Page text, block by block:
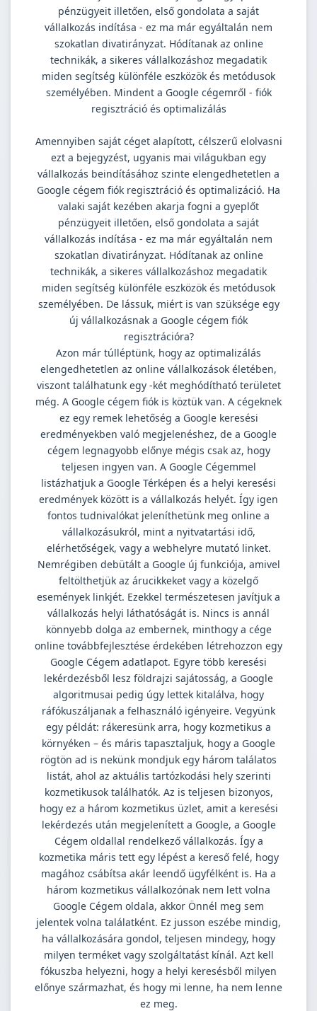
pénzügyeit illetően, első gondolata a saját
vállalkozás indítása - ez ma már egyáltalán nem
szokatlan divatirányzat. Hódítanak az online
technikák, a sikeres vállalkozáshoz megadatik
miden segítség különféle eszközök és metódusok
személyében. Mindent a Google cégemről - fiók
regisztráció és optimalizálás
Amennyiben saját céget alapított, célszerű elolvasni
ezt a bejegyzést, ugyanis mai világukban egy
vállalkozás beindításához szinte elengedhetetlen a
Google cégem fiók regisztráció és optimalizáció. Ha
valaki saját kezében akarja fogni a gyeplőt
pénzügyeit illetően, első gondolata a saját
vállalkozás indítása - ez ma már egyáltalán nem
szokatlan divatirányzat. Hódítanak az online
technikák, a sikeres vállalkozáshoz megadatik
miden segítség különféle eszközök és metódusok
személyében. De lássuk, miért is van szüksége egy
új vállalkozásnak a Google cégem fiók
regisztrációra?
Azon már túlléptünk, hogy az optimalizálás
elengedhetetlen az online vállalkozások életében,
viszont találhatunk egy -két meghódítható területet
még. A Google cégem fiók is köztük van. A cégeknek
ez egy remek lehetőség a Google keresési
eredményekben való megjelenéshez, de a Google
cégem legnagyobb előnye mégis csak az, hogy
teljesen ingyen van. A Google Cégemmel
listázhatjuk a Google Térképen és a helyi keresési
eredmények között is a vállalkozás helyét. Így igen
fontos tudnivalókat jeleníthetünk meg online a
vállalkozásukról, mint a nyitvatartási idő,
elérhetőségek, vagy a webhelyre mutató linket.
Nemrégiben debütált a Google új funkciója, amivel
feltölthetjük az árucikkeket vagy a közelgő
események linkjét. Ezekkel természetesen javítjuk a
vállalkozás helyi láthatóságát is. Nincs is annál
könnyebb dolga az embernek, minthogy a cége
online továbbfejlesztése érdekében létrehozzon egy
Google Cégem adatlapot. Egyre több keresési
lekérdezésből lesz földrajzi sajátosság, a Google
algoritmusai pedig úgy lettek kitalálva, hogy
ráfókuszáljanak a felhasználó igényeire. Vegyünk
egy példát: rákeresünk arra, hogy kozmetikus a
környéken – és máris tapasztaljuk, hogy a Google
rögtön ad is nekünk mondjuk egy három találatos
listát, ahol az aktuális tartózkodási hely szerinti
kozmetikusok találhatók. Az is teljesen bizonyos,
hogy ez a három kozmetikus üzlet, amit a keresési
lekérdezés után megjelenített a Google, a Google
Cégem oldallal rendelkező vállalkozás. Így a
kozmetika máris tett egy lépést a kereső felé, hogy
magához csábítsa akár leendő ügyfélként is. Ha a
három kozmetikus vállalkozónak nem lett volna
Google Cégem oldala, akkor Önnél meg sem
jelentek volna találatként. Ez jusson eszébe mindig,
ha vállalkozására gondol, teljesen mindegy, hogy
milyen terméket vagy szolgáltatást kínál. Azt kell
fókuszba helyezni, hogy a helyi keresésből milyen
előnye származhat, és hogy mi lenne, ha nem lenne
ez meg.